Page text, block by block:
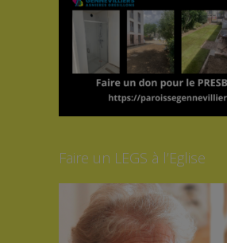
Faire un LEGS à l’Eglise